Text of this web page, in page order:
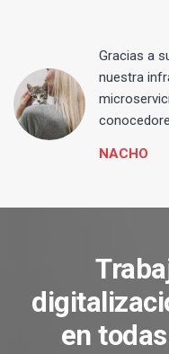
Gracias a
nuestra
NACHO
en